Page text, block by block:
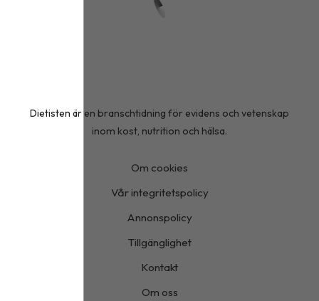
Dietisten är en branschtidning för evidens och vetenskap
inom kost, nutrition och hälsa.
Om cookies
Vår integritetspolicy
Annonspolicy
Tillgänglighet
Kontakt
Om oss